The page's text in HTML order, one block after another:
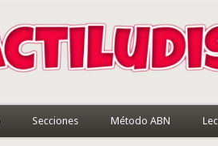
Secciones Método ABN